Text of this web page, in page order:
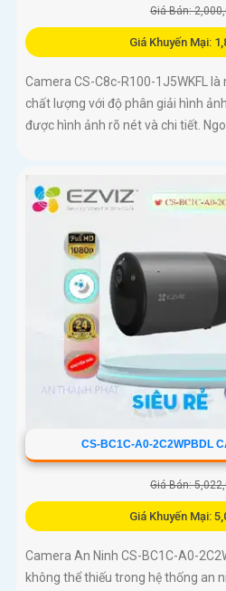
Giá Bán:
Giá Khuyến Mại:
Camera CS-C8c-R100-1J5WKFL
chất lượng với độ phân giải hình
được hình ảnh rõ nét và chi tiết.
CS-BC1C-A0-2C2WPBDL
Giá Bán:
Giá Khuyến Mại:
Camera An Ninh CS-BC1C-A0-
không thể thiếu trong hệ thống an